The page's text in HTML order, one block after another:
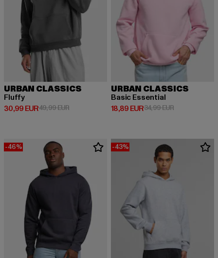
URBAN CLASSICS
Fluffy
30,99 EUR
Derzeitiger Preis: 30,99 EUR
49,99 EURAktionspreis: 49,99 EUR
URBAN CLASSICS
Basic Essential
18,89 EUR
Derzeitiger Preis: 18,89 EUR
34,99 EURAktionspreis:
-46% -43%